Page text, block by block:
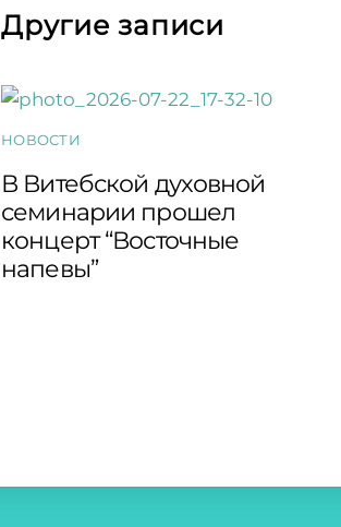
Другие записи
НОВОСТИ
В Витебской духовной
семинарии прошел
концерт “Восточные
напевы”